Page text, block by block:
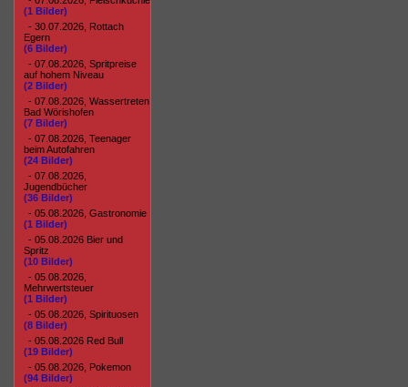
(1 Bilder)
- 30.07.2026, Rottach
Egern
(6 Bilder)
- 07.08.2026, Spritpreise
auf hohem Niveau
(2 Bilder)
- 07.08.2026, Wassertreten
Bad Wörishofen
(7 Bilder)
- 07.08.2026, Teenager
beim Autofahren
(24 Bilder)
- 07.08.2026,
Jugendbücher
(36 Bilder)
- 05.08.2026, Gastronomie
(1 Bilder)
- 05.08.2026 Bier und
Spritz
(10 Bilder)
- 05.08.2026,
Mehrwertsteuer
(1 Bilder)
- 05.08.2026, Spirituosen
(8 Bilder)
- 05.08.2026 Red Bull
(19 Bilder)
- 05.08.2026, Pokemon
(94 Bilder)